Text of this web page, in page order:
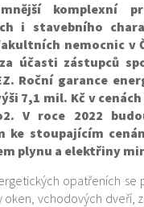
komplexní
i stavebního
nemocnic v
účasti zástupců
Roční garance
7,1 mil. Kč v
V roce 2022
ke stoupajícím
plynu a elektřiny
opatřeních se
oken, vchodových dveří,